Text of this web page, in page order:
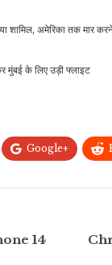
शामिल, अमेरिका तक मार
मुंबई के लिए उड़ी फ्लाइट
Google+
14